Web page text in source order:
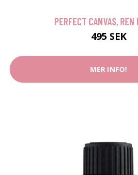
PERFECT CANVAS, REN
495 SEK
MER INFO!